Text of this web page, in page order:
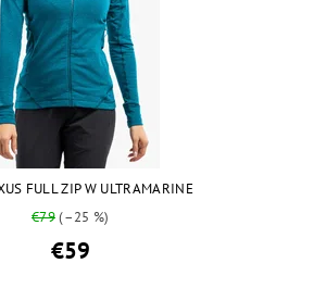
FULL ZIP W ULTRAMARINE
€79(–25 %)
€59